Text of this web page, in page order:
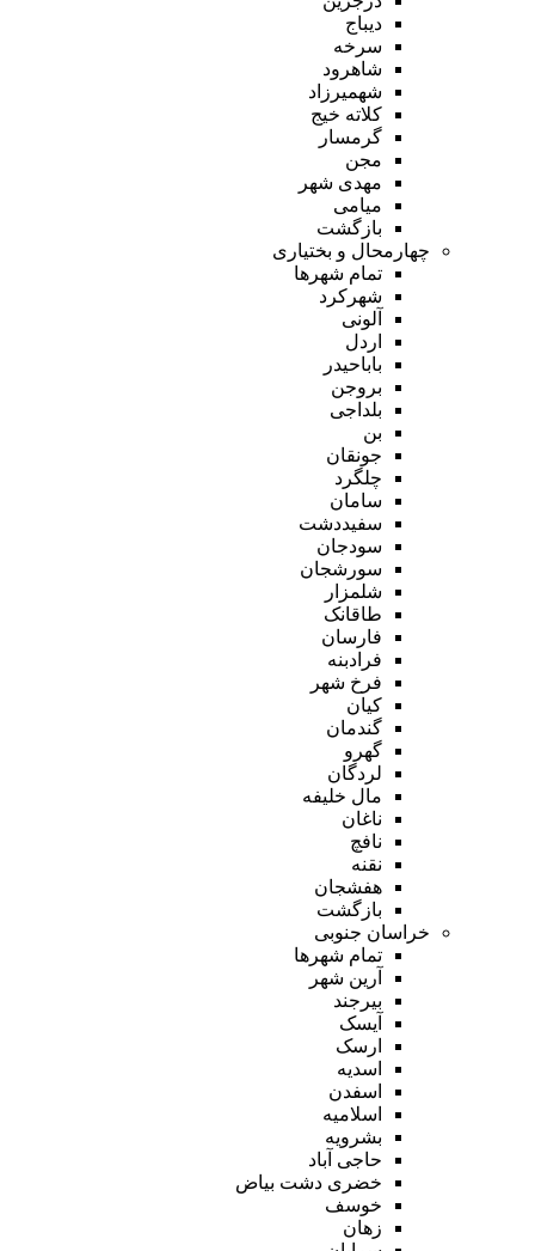
دیباج
سرخه
شاهرود
شهمیرزاد
کلاته خیج
گرمسار
مجن
مهدی شهر
میامی
بازگشت
چهارمحال و بختیاری
تمام شهر‌ها
شهرکرد
آلونی
اردل
باباحیدر
بروجن
بلداجی
بن
جونقان
چلگرد
سامان
سفیددشت
سودجان
سورشجان
شلمزار
طاقانک
فارسان
فرادبنه
فرخ شهر
کیان
گندمان
گهرو
لردگان
مال خلیفه
ناغان
نافچ
نقنه
هفشجان
بازگشت
خراسان جنوبی
تمام شهر‌ها
آرین شهر
بیرجند
آیسک
ارسک
اسدیه
اسفدن
اسلامیه
بشرویه
حاجی آباد
خضری دشت بیاض
خوسف
زهان